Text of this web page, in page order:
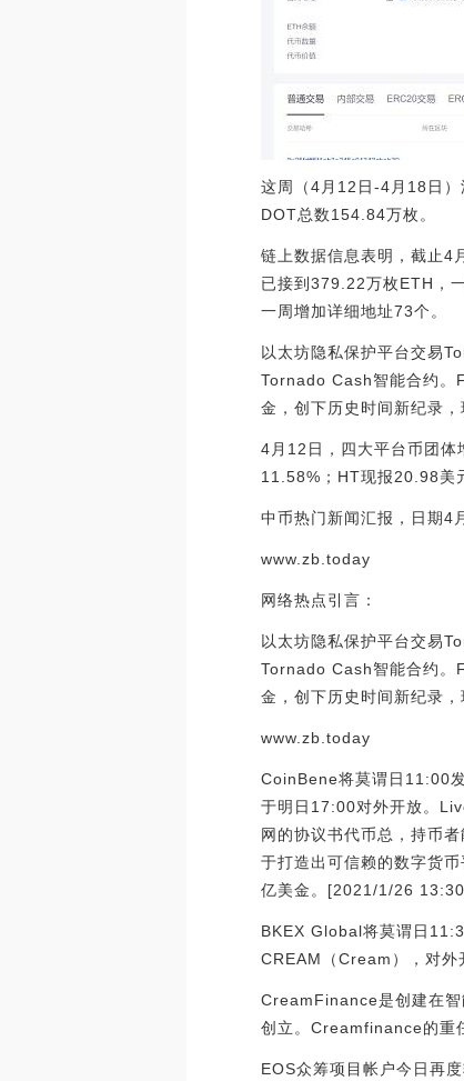
这周（4月12日-4月18日
DOT总数154.84万枚。
链上数据信息表明，截止
已接到379.22万枚ETH，
一周增加详细地址73个。
以太坊隐私保护平台交易
Tornado Cash智能合约。
金，创下历史时间新纪录
4月12日，四大平台币团
11.58%；HT现报20.98美
中币热门新闻汇报，日期4
www.zb.today
网络热点引言：
以太坊隐私保护平台交易
Tornado Cash智能合约。
金，创下历史时间新纪录
www.zb.today
CoinBene将莫谓日11:00
于明日17:00对外开放。
网的协议书代币总，持币
于打造出可信赖的数字货
亿美金。[2021/1/26
BKEX Global将莫谓日
CREAM（Cream），对外
CreamFinance是创建在
创立。Creamfinance的重
EOS众筹项目帐户今日再